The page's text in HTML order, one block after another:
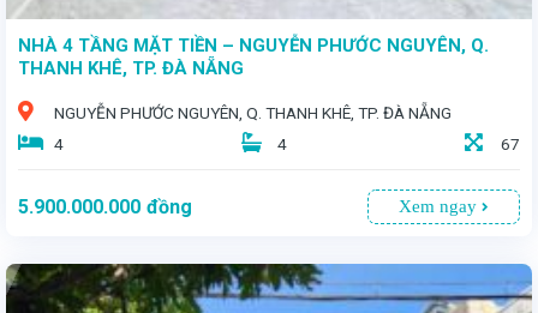
NHÀ 4 TẦNG MẶT TIỀN – NGUYỄN PHƯỚC NGUYÊN, Q.
THANH KHÊ, TP. ĐÀ NẴNG
NGUYỄN PHƯỚC NGUYÊN, Q. THANH KHÊ, TP. ĐÀ NẴNG
4
4 67
5.900.000.000 đồng Xem ngay